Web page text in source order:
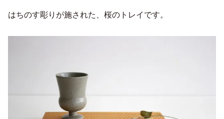
はちのす彫りが施された、桜のトレイです。